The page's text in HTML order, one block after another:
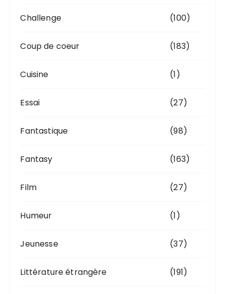
Challenge (100)
Coup de coeur (183)
Cuisine (1)
Essai (27)
Fantastique (98)
Fantasy (163)
Film (27)
Humeur (1)
Jeunesse (37)
Littérature étrangère (191)